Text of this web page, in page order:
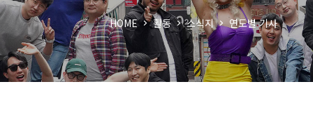
HOME 활동 소식지 연도별 기사